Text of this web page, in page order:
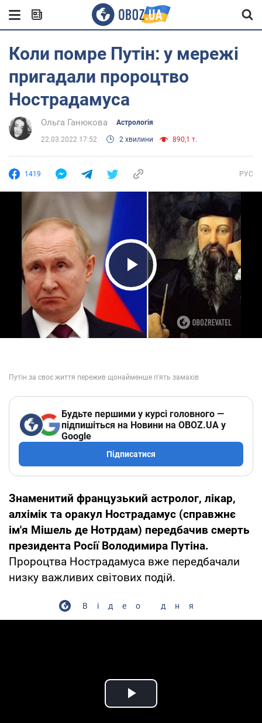
Коли помре Путін: у мережі
пригадали пророцтво
Нострадамуса
Ольга Ганюкова Астрологія
22.03.2022 17:52 2 хвилини 890,1 т.
1419 РУС
Play Video
Будьте першими у курсі головного —
підпишіться на Новини на OBOZ.UA у
Google
Підписатися
Знаменитий французький астролог, лікар,
алхімік та оракул Нострадамус (справжнє
ім'я Мішель де Нотрдам) передбачив смерть
президента Росії Володимира Путіна.
Пророцтва Нострадамуса вже передбачали
низку важливих світових подій.
Відео дня
Play Video